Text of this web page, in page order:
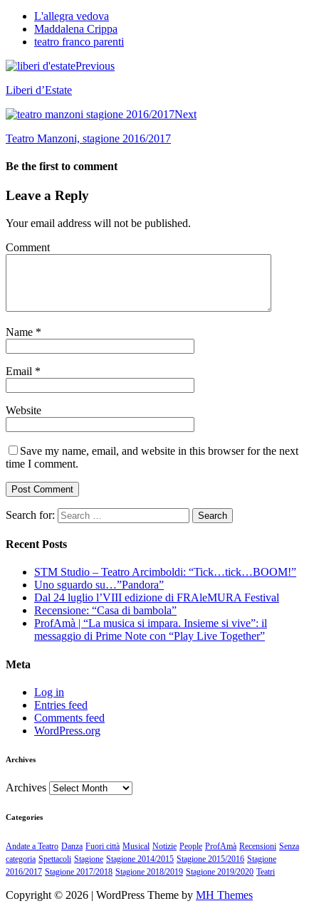
L'allegra vedova
Maddalena Crippa
teatro franco parenti
Previous
Liberi d’Estate
Next
Teatro Manzoni, stagione 2016/2017
Be the first to comment
Leave a Reply
Your email address will not be published.
Comment
Name *
Email *
Website
Save my name, email, and website in this browser for the next
time I comment.
Search for:
Recent Posts
STM Studio – Teatro Arcimboldi: “Tick…tick…BOOM!”
Uno sguardo su…”Pandora”
Dal 24 luglio l’VIII edizione di FRAleMURA Festival
Recensione: “Casa di bambola”
ProfAmà | “La musica si impara. Insieme si vive”: il
messaggio di Prime Note con “Play Live Together”
Meta
Log in
Entries feed
Comments feed
WordPress.org
Archives
Archives
Categories
Andate a Teatro Danza Fuori città Musical Notizie People ProfAmà Recensioni Senza
categoria Spettacoli Stagione Stagione 2014/2015 Stagione 2015/2016 Stagione
2016/2017 Stagione 2017/2018 Stagione 2018/2019 Stagione 2019/2020 Teatri
Copyright © 2026 | WordPress Theme by MH Themes